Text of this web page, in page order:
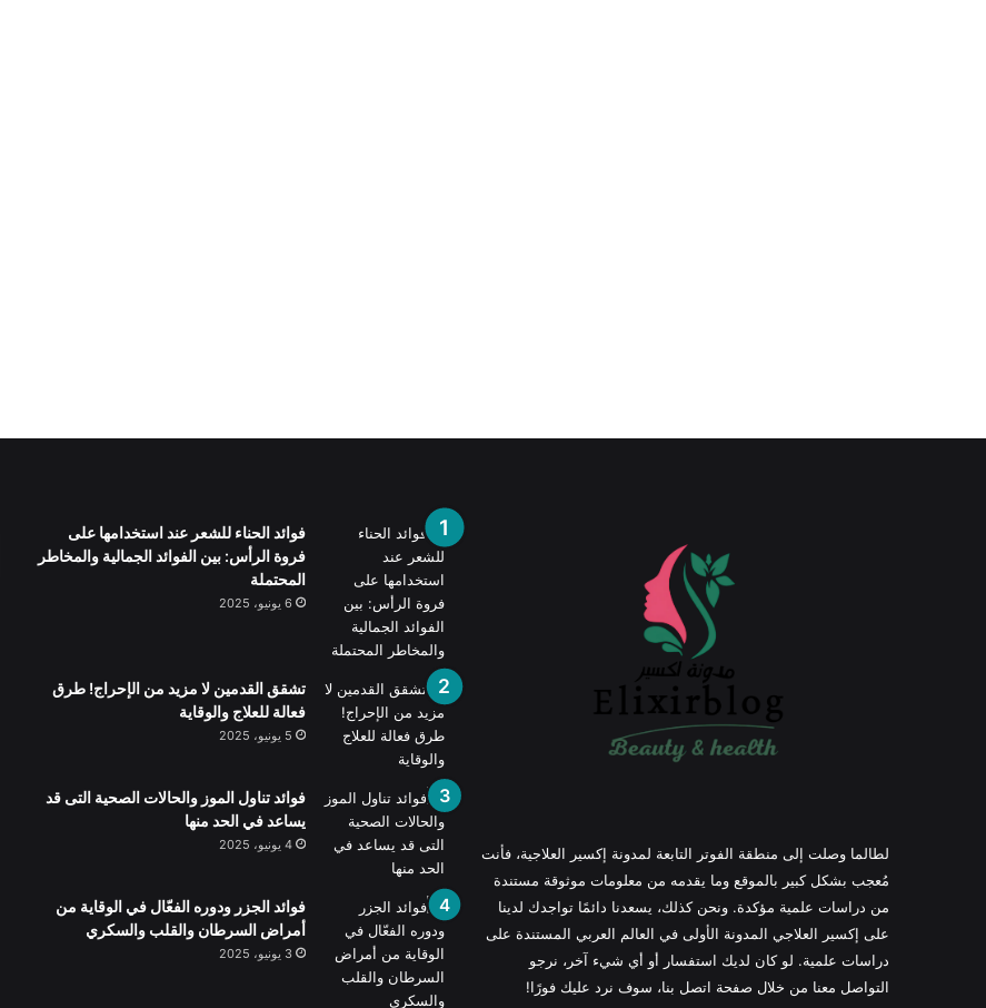
لطالما وصلت إلى منطقة الفوتر التابعة لمدونة إكسير العلاجية، فأنت
مُعجب بشكل كبير بالموقع وما يقدمه من معلومات موثوقة مستندة
من دراسات علمية مؤكدة. ونحن كذلك، يسعدنا دائمًا تواجدك لدينا
على إكسير العلاجي المدونة الأولى في العالم العربي المستندة على
دراسات علمية. لو كان لديك استفسار أو أي شيء آخر، نرجو
التواصل معنا من خلال صفحة اتصل بنا، سوف نرد عليك فورًا!
فوائد الحناء للشعر عند استخدامها على
فروة الرأس: بين الفوائد الجمالية والمخاطر
المحتملة
6 يونيو، 2025
تشقق القدمين لا مزيد من الإحراج! طرق
فعالة للعلاج والوقاية
5 يونيو، 2025
فوائد تناول الموز والحالات الصحية التى قد
يساعد في الحد منها
4 يونيو، 2025
فوائد الجزر ودوره الفعّال في الوقاية من
أمراض السرطان والقلب والسكري
3 يونيو، 2025